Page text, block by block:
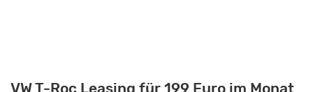
VW T-Roc Leasing für 199 Euro im Monat